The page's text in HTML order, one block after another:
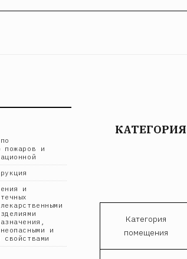
пожаров и
и
и
свойствами
Категория
помещения